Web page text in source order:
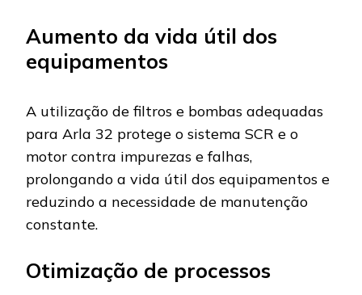
Aumento da vida útil dos
equipamentos
A utilização de filtros e bombas adequadas
para Arla 32 protege o sistema SCR e o
motor contra impurezas e falhas,
prolongando a vida útil dos equipamentos e
reduzindo a necessidade de manutenção
constante.
Otimização de processos